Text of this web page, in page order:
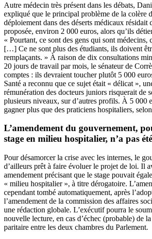
Autre médecin très présent dans les débats,
expliqué que le principal problème de la colère
déploiement dans des déserts médicaux résidait
proposée, environ 2 000 euros, alors qu’ils
« Pourtant, ce sont des gens qui sont médecins,
[…] Ce ne sont plus des étudiants, ils doivent
remplaçants. » À raison de dix consultations
20 jours de travail par mois, le sénateur de
comptes : ils devraient toucher plutôt 5 000
Santé a reconnu que ce sujet était « délicat »,
rémunération des docteurs juniors risquerait de
plusieurs niveaux, sur d’autres profils. À 5 000
gagner plus que des praticiens hospitaliers,
L’amendement du gouvernement,
stage en milieu hospitalier, n’a pas
Pour désamorcer la crise avec les internes, le
d’ailleurs prêt à faire évoluer le projet de loi. Il
amendement précisant que le stage pouvait
« milieu hospitalier », à titre dérogatoire.
cependant tombé automatiquement, après
l’amendement de la commission des affaires
une rédaction globale. L’exécutif pourra le
nouvelle lecture, en cas d’échec (probable) de
paritaire entre les deux chambres du Parlement.